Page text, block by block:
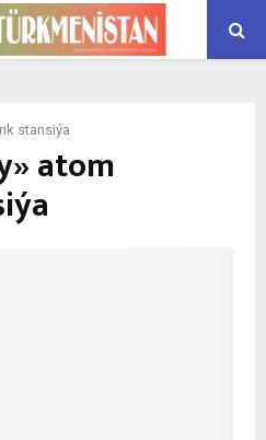
stansiýa
atom